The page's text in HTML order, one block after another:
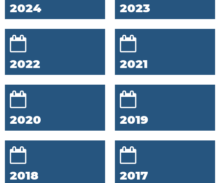
2024 2023
2022 2021
2020 2019
2018 2017